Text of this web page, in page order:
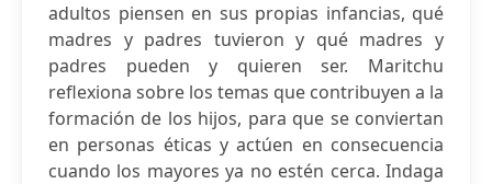
adultos piensen en sus propias infancias, qué
madres y padres tuvieron y qué madres y
padres pueden y quieren ser. Maritchu
reflexiona sobre los temas que contribuyen a la
formación de los hijos, para que se conviertan
en personas éticas y actúen en consecuencia
cuando los mayores ya no estén cerca. Indaga